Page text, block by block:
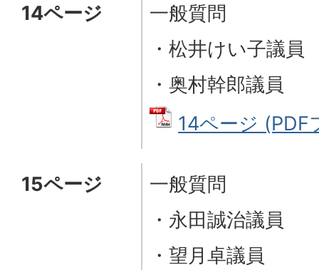
14ページ
一般質問
・松井けい子議員
・奥村幹郎議員
14ページ
15ページ
一般質問
・永田誠治議員
・望月卓議員